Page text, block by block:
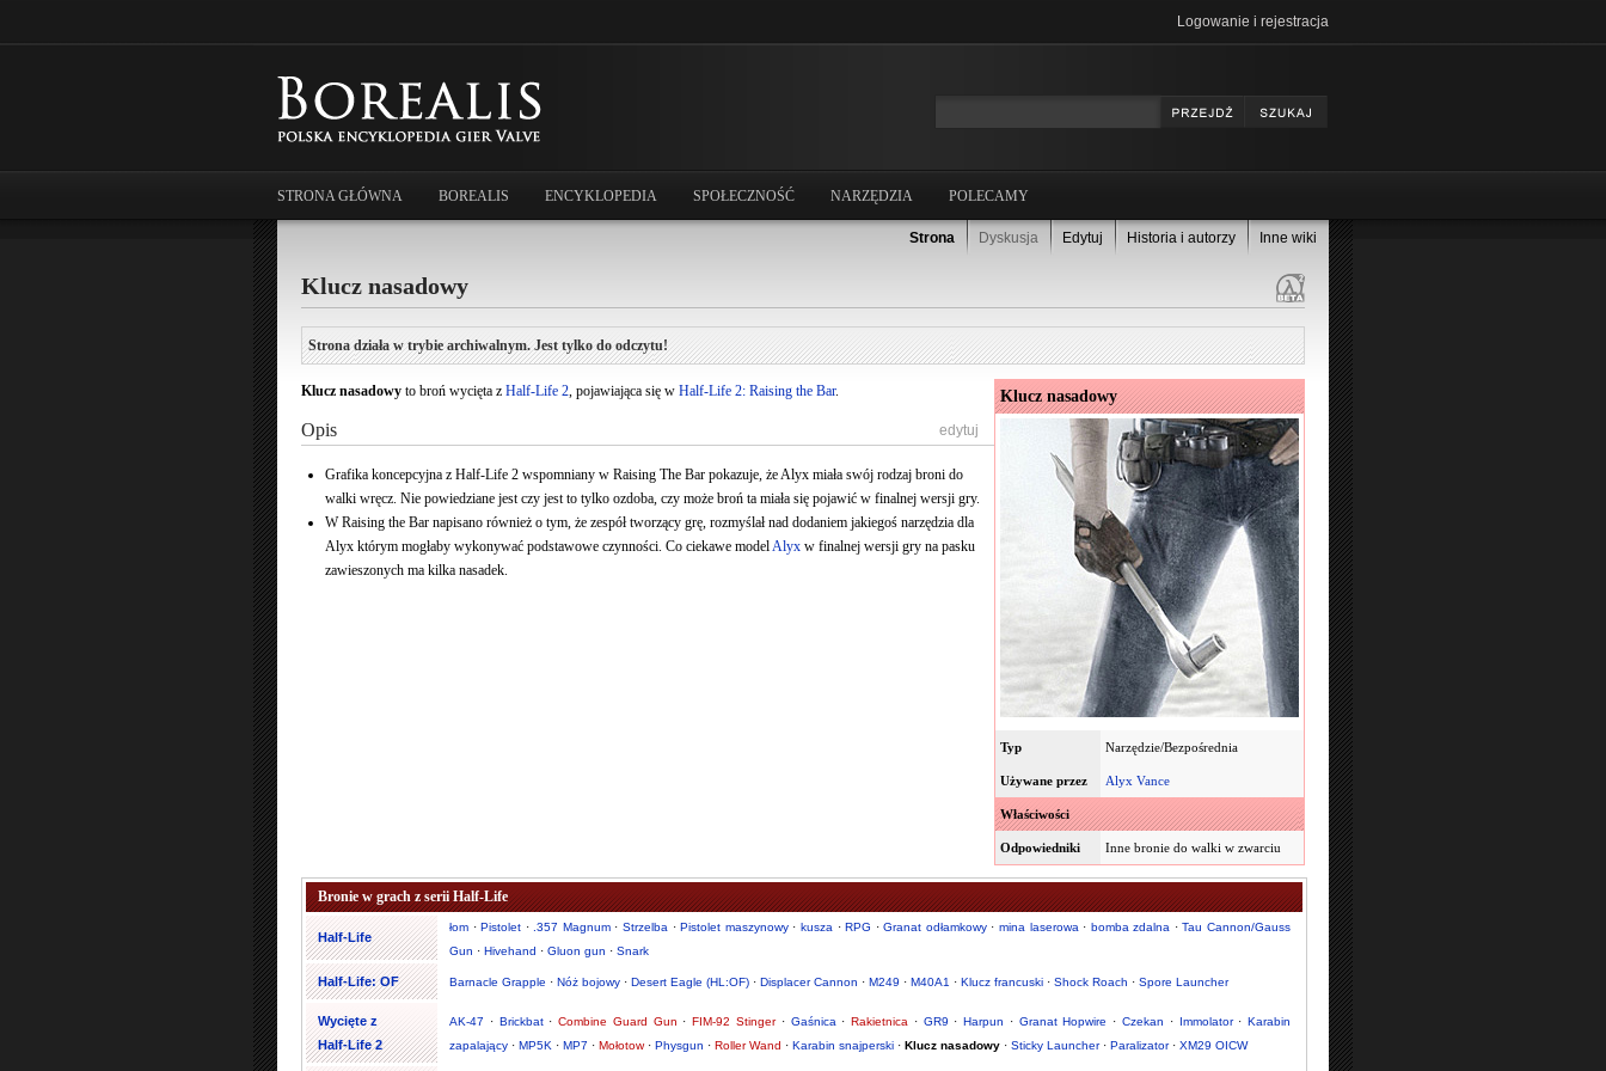
Logowanie i rejestracja
STRONA GŁÓWNA BOREALIS ENCYKLOPEDIA SPOŁECZNOŚĆ NARZĘDZIA POLECAMY
Strona Dyskusja Edytuj Historia i autorzy Inne wiki
Klucz nasadowy
Strona działa w trybie archiwalnym. Jest tylko do odczytu!
Klucz nasadowy
Typ Narzędzie/Bezpośrednia
Używane przez Alyx Vance
Właściwości
Odpowiedniki Inne bronie do walki w zwarciu
Klucz nasadowy to broń wycięta z Half-Life 2, pojawiająca się w Half-Life 2: Raising the Bar.
edytuj
Opis
Grafika koncepcyjna z Half-Life 2 wspomniany w Raising The Bar pokazuje, że Alyx miała swój rodzaj broni do
walki wręcz. Nie powiedziane jest czy jest to tylko ozdoba, czy może broń ta miała się pojawić w finalnej wersji gry.
W Raising the Bar napisano również o tym, że zespół tworzący grę, rozmyślał nad dodaniem jakiegoś narzędzia dla
Alyx którym mogłaby wykonywać podstawowe czynności. Co ciekawe model Alyx w finalnej wersji gry na pasku
zawieszonych ma kilka nasadek.
Bronie w grach z serii Half-Life
Half-Life
łom ·Pistolet · .357 Magnum·Strzelba ·Pistolet maszynowy· kusza ·RPG ·Granat odłamkowy· mina laserowa · bomba zdalna ·Tau Cannon/Gauss
Gun · Hivehand · Gluon gun · Snark
Half-Life: OF Barnacle Grapple · Nóż bojowy · Desert Eagle (HL:OF) · Displacer Cannon · M249 · M40A1 · Klucz francuski · Shock Roach · Spore Launcher
Wycięte z
Half-Life 2
AK-47 · Brickbat·Combine Guard Gun ·FIM-92 Stinger· Gaśnica ·Rakietnica · GR9 ·Harpun · Granat Hopwire ·Czekan · Immolator·Karabin
zapalający · MP5K · MP7 · Mołotow· Physgun · Roller Wand · Karabin snajperski · Klucz nasadowy · Sticky Launcher· Paralizator· XM29 OICW